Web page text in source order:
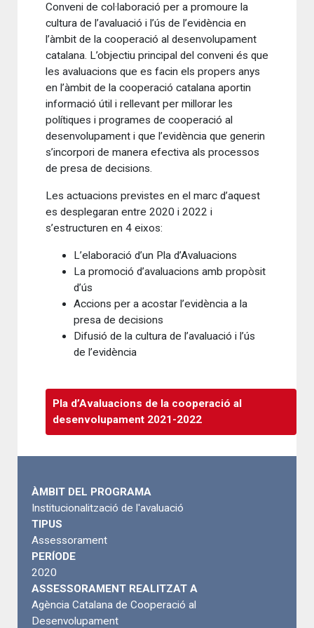
Conveni de col·laboració per a promoure la
cultura de l’avaluació i l’ús de l’evidència en
l’àmbit de la cooperació al desenvolupament
catalana. L’objectiu principal del conveni és que
les avaluacions que es facin els propers anys
en l’àmbit de la cooperació catalana aportin
informació útil i rellevant per millorar les
polítiques i programes de cooperació al
desenvolupament i que l’evidència que generin
s’incorpori de manera efectiva als processos
de presa de decisions.
Les actuacions previstes en el marc d’aquest
es desplegaran entre 2020 i 2022 i
s’estructuren en 4 eixos:
L’elaboració d’un Pla d’Avaluacions
La promoció d’avaluacions amb propòsit
d’ús
Accions per a acostar l’evidència a la
presa de decisions
Difusió de la cultura de l’avaluació i l’ús
de l’evidència
Pla d’Avaluacions de la cooperació al
desenvolupament 2021-2022
ÀMBIT DEL PROGRAMA
Institucionalització de l'avaluació
TIPUS
Assessorament
PERÍODE
2020
ASSESSORAMENT REALITZAT A
Agència Catalana de Cooperació al
Desenvolupament